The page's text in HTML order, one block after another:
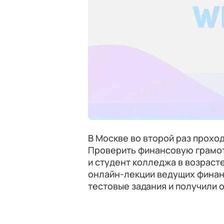
В Москве во второй раз
Проверить финансовую
и студент колледжа в
онлайн-лекции ведущих
тестовые задания и